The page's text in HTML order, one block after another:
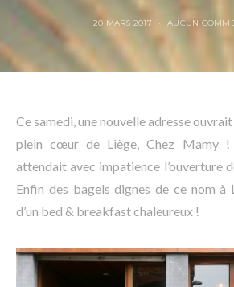
20 MARS 2017 AUCUN
Ce samedi, une nouvelle adresse
plein cœur de Liège, Chez Mamy !
attendait avec impatience l’ouverture
Enfin des bagels dignes de ce nom à
d’un bed & breakfast chaleureux !